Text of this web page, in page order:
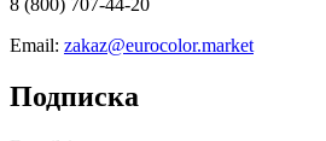
Email: zakaz@eurocolor.market
Подписка